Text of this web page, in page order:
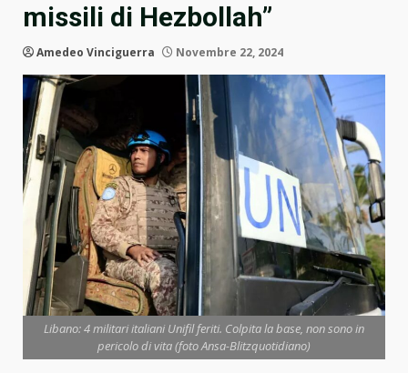
missili di Hezbollah”
Amedeo Vinciguerra Novembre 22, 2024
Libano: 4 militari italiani Unifil feriti. Colpita la base, non sono in
pericolo di vita (foto Ansa-Blitzquotidiano)